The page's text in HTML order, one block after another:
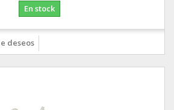
En stock
deseos